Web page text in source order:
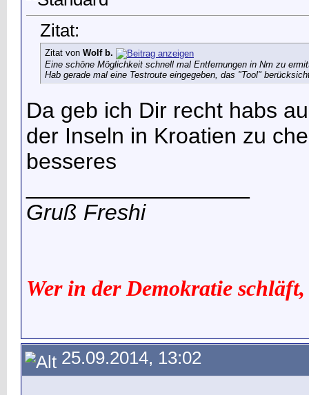
Zitat:
Zitat von Wolf b.
Eine schöne Möglichkeit schnell mal Entfernungen in Nm zu
Hab gerade mal eine Testroute eingegeben, das "Tool"
Da geb ich Dir recht habs
der Inseln in Kroatien zu
besseres
Gruß Freshi
Wer in der Demokratie
25.09.2014, 13:02